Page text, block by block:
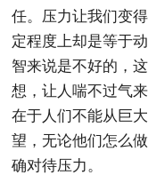
任。压力让我们变
定程度上却是等于
智来说是不好的，
想，让人喘不过气
在于人们不能从巨
望，无论他们怎么
确对待压力。